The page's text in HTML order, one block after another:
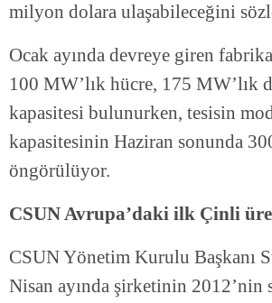
milyon dolara ulaşabileceğini
Ocak ayında devreye giren
100 MW’lık hücre, 175 MW’lık
kapasitesi bulunurken, tesisin
kapasitesinin Haziran sonunda
öngörülüyor.
CSUN Avrupa’daki ilk Çinli
CSUN Yönetim Kurulu Başkanı
Nisan ayında şirketinin 2012’nin